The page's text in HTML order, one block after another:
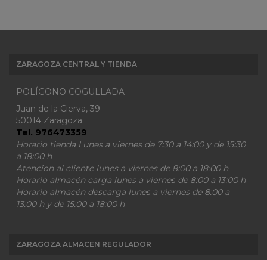
ZARAGOZA CENTRAL Y TIENDA
POLÍGONO COGULLADA
Juan de la Cierva, 39
50014 Zaragoza
Tel. 976473359
Horario tienda Lunes a viernes de 7:30 a 14:00 y de 15:30
a 18:00 h
Atencion al cliente lunes a viernes de 8:00 a 18:00 h
Horario almacén carga lunes a viernes de 8:00 a 13:00 h
Horario almacén descarga lunes a viernes de 8:00 a
13:00 h y de 15:00 a 18:00 h
ZARAGOZA ALMACEN REGULADOR